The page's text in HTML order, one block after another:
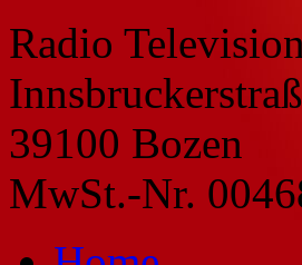
Radio
39100 Bozen
MwSt.-Nr.